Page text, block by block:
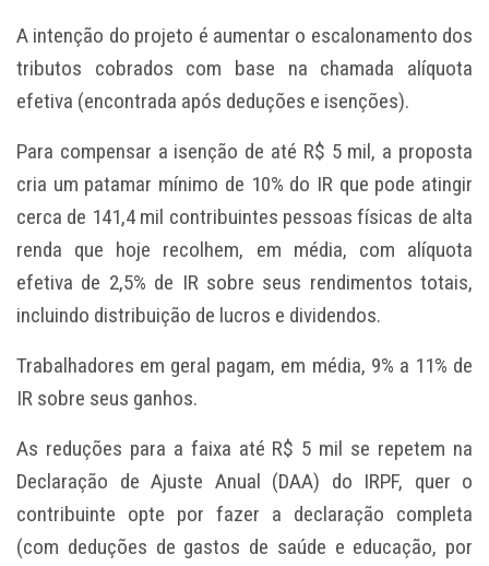
A intenção do projeto é aumentar o escalonamento dos
tributos cobrados com base na chamada alíquota
efetiva (encontrada após deduções e isenções).
Para compensar a isenção de até R$ 5 mil, a proposta
cria um patamar mínimo de 10% do IR que pode atingir
cerca de 141,4 mil contribuintes pessoas físicas de alta
renda que hoje recolhem, em média, com alíquota
efetiva de 2,5% de IR sobre seus rendimentos totais,
incluindo distribuição de lucros e dividendos.
Trabalhadores em geral pagam, em média, 9% a 11% de
IR sobre seus ganhos.
As reduções para a faixa até R$ 5 mil se repetem na
Declaração de Ajuste Anual (DAA) do IRPF, quer o
contribuinte opte por fazer a declaração completa
(com deduções de gastos de saúde e educação, por